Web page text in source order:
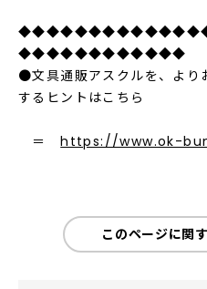
◆◆◆◆◆◆◆◆◆◆◆◆
●文具通販アスクルを、より
するヒントはこちら
＝https://www.ok-
このページに関